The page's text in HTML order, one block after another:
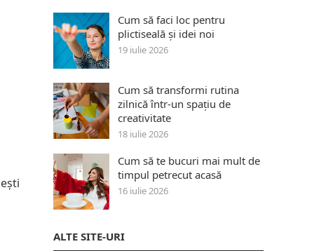
Cum să faci loc pentru
plictiseală și idei noi
19 iulie 2026
Cum să transformi rutina
zilnică într-un spațiu de
creativitate
18 iulie 2026
Cum să te bucuri mai mult de
timpul petrecut acasă
16 iulie 2026
ALTE SITE-URI